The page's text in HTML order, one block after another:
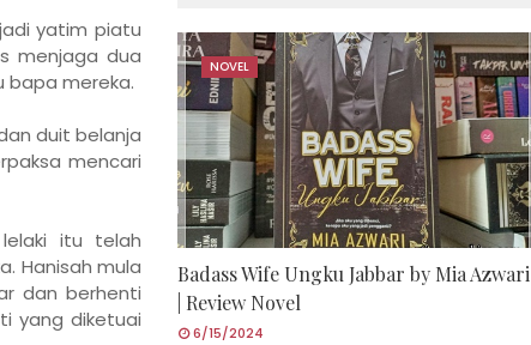
yatim piatu
menjaga dua
bapa mereka.
duit belanja
mencari
itu telah
Hanisah mula
dan berhenti
yang diketuai
NOVEL
Badass Wife Ungku Jabbar by Mia Azwari
| Review Novel
6/15/2024